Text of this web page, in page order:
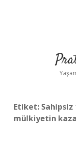
Etiket:
mülkiyetin